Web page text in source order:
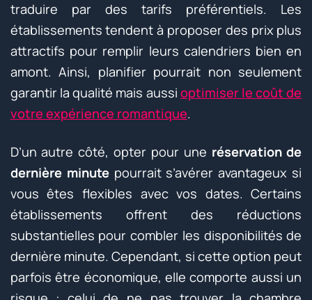
traduire par des tarifs préférentiels. Les
établissements tendent à proposer des prix plus
attractifs pour remplir leurs calendriers bien en
amont. Ainsi, planifier pourrait non seulement
garantir la qualité mais aussi optimiser le coût de
votre expérience romantique.
D’un autre côté, opter pour une réservation de
dernière minutepourrait s’avérer avantageux si
vous êtes flexibles avec vos dates. Certains
établissements offrent des réductions
substantielles pour combler les disponibilités de
dernière minute. Cependant, si cette option peut
parfois être économique, elle comporte aussi un